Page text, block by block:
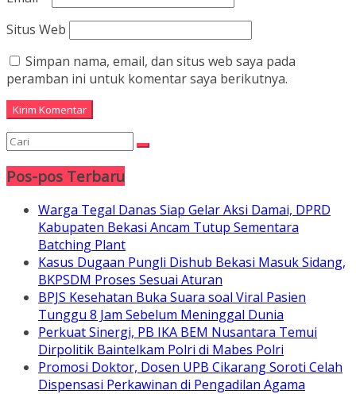
Situs Web
Simpan nama, email, dan situs web saya pada
peramban ini untuk komentar saya berikutnya.
Pos-pos Terbaru
Warga Tegal Danas Siap Gelar Aksi Damai, DPRD
Kabupaten Bekasi Ancam Tutup Sementara
Batching Plant
Kasus Dugaan Pungli Dishub Bekasi Masuk Sidang,
BKPSDM Proses Sesuai Aturan
BPJS Kesehatan Buka Suara soal Viral Pasien
Tunggu 8 Jam Sebelum Meninggal Dunia
Perkuat Sinergi, PB IKA BEM Nusantara Temui
Dirpolitik Baintelkam Polri di Mabes Polri
Promosi Doktor, Dosen UPB Cikarang Soroti Celah
Dispensasi Perkawinan di Pengadilan Agama